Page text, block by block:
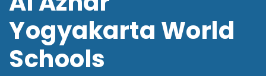
Yogyakarta World
Schools